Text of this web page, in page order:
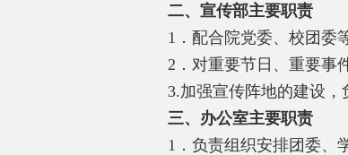
二、宣传部主要职责
1 ．配合院党委、校团委
2 ．对重要节日、重要事
3.加强宣传阵地的建设，
三、办公室主要职责
1 ．负责组织安排团委、